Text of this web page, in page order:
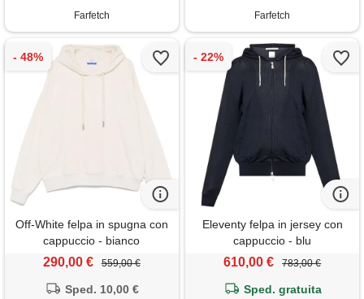
Farfetch
Farfetch
Off-White felpa in spugna con
cappuccio - bianco
290,00 € 559,00 €
Sped. 10,00 €
Eleventy felpa in jersey con
cappuccio - blu
610,00 € 783,00 €
Sped. gratuita